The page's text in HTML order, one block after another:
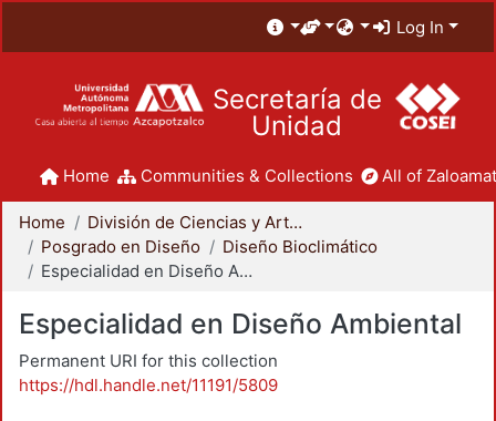
Log In
Secretaría de
Unidad
Home Communities & Collections All of
Home
División de Ciencias y Artes para el Diseño
Posgrado en Diseño
Diseño Bioclimático
Especialidad en Diseño Ambiental
Especialidad en Diseño Ambiental
Permanent URI for this collection
https://hdl.handle.net/11191/5809